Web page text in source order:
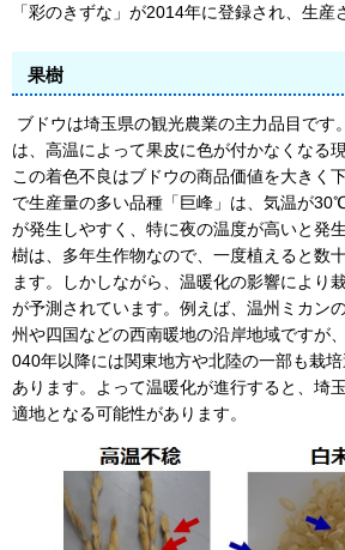
「彩のきずな」が2014年に登録され、生産
果樹
ブドウは埼玉県の観光農業の主力品目です
は、高温によって果皮に色が付かなくなる
この着色不良はブドウの商品価値を大きく
で生産量の多い品種「巨峰」は、気温が
が発生しやすく、特に夜の温度が高いと発
樹は、多年生作物なので、一度植えると数
ます。しかしながら、温暖化の影響により
が予測されています。例えば、温州ミカン
州や四国などの西南暖地の沿岸地域ですが
040年以降には関東地方や北陸の一部も栽
あります。よって温暖化が進行すると、埼
適地となる可能性があります。